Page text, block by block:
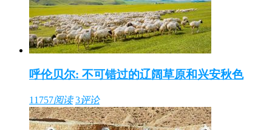
呼伦贝尔: 不可错过的辽阔草原和兴安秋色
11757阅读 3评论